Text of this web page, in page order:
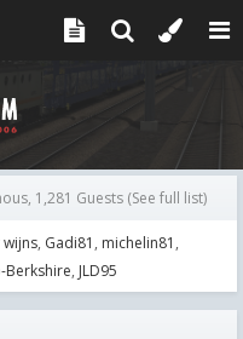
1,281 Guests (See full list)
Gadi81 michelin81
Berkshire JLD95